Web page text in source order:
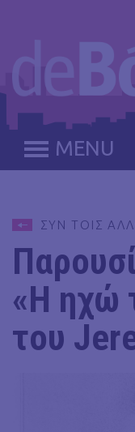
MENU
ΣΥΝ ΤΟΙΣ
«Η ηχώ
του